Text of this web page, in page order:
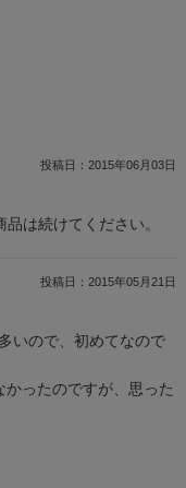
投稿日： 2015年06月03日
は続けてください。
投稿日： 2015年05月21日
いので、初めてなので
ったのですが、思った